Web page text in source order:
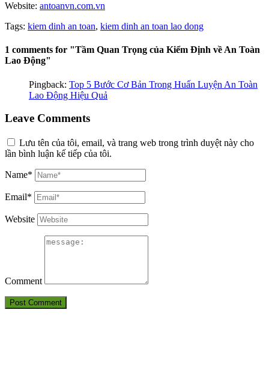
Website: antoanvn.com.vn
Tags: kiem dinh an toan, kiem dinh an toan lao dong
1 comments for "Tầm Quan Trọng của Kiểm Định về An Toàn
Lao Động"
Pingback: Top 5 Bước Cơ Bản Trong Huấn Luyện An Toàn
Lao Động Hiệu Quả
Leave Comments
Lưu tên của tôi, email, và trang web trong trình duyệt này cho
lần bình luận kế tiếp của tôi.
Name*
Email*
Website
Comment